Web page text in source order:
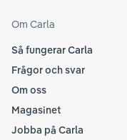
Om Carla
Så fungerar Carla
Frågor och svar
Om oss
Magasinet
Jobba på Carla